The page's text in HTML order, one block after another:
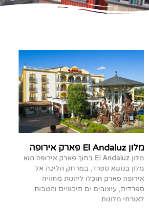
מלון El Andaluz פארק אירופה
מלון El Andaluz בתוך פארק אירופה הוא
מלון בנושא ספרד, במרחק הליכה אל
אירופה פארק תוכלו ליהנות מחוויה
ספרדית, עיצובים ים תיכוניים והטבות
לאורחי מלונות